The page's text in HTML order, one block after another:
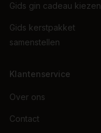
Gids gin cadeau kiezen
Gids kerstpakket
samenstellen
Klantenservice
Over ons
Contact